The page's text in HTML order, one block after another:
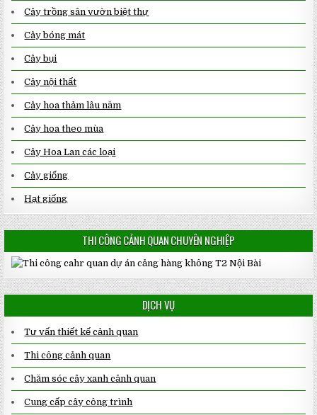
Cây trồng sân vườn biệt thự
Cây bóng mát
Cây bụi
Cây nội thất
Cây hoa thảm lâu năm
Cây hoa theo mùa
Cây Hoa Lan các loại
Cây giống
Hạt giống
THI CÔNG CẢNH QUAN CHUYÊN NGHIỆP
DỊCH VỤ
Tư vấn thiết kế cảnh quan
Thi công cảnh quan
Chăm sóc cây xanh cảnh quan
Cung cấp cây công trình